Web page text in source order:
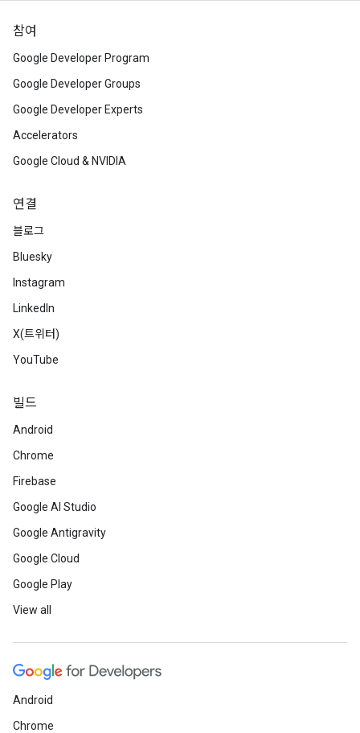
참여
Google Developer Program
Google Developer Groups
Google Developer Experts
Accelerators
Google Cloud & NVIDIA
연결
블로그
Bluesky
Instagram
LinkedIn
X(트위터)
YouTube
빌드
Android
Chrome
Firebase
Google AI Studio
Google Antigravity
Google Cloud
Google Play
View all
Android
Chrome